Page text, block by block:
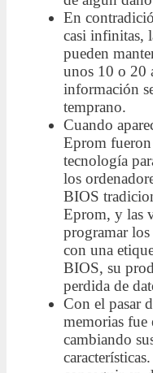
En
casi infinitas,
pueden
unos 10 o 20
información
temprano.
Cuando
Eprom fueron
tecnología
los
BIOS
Eprom, y las
programar los
con una
BIOS, su
perdida de
Con el pasar
memorias
cambiando